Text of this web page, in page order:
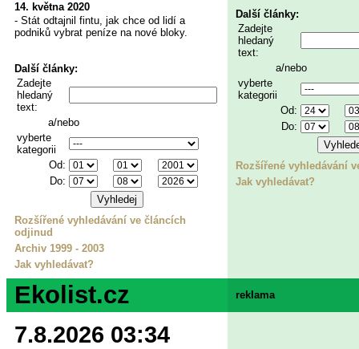
14. května 2020
- Stát odtajnil fintu, jak chce od lidí a
podniků vybrat peníze na nové bloky.
Další články:
Zadejte
hledaný
text:
a/nebo
vyberte
kategorii
Od:
Do:
Rozšířené vyhledávání ve článcích
odjinud
Archiv 1999 - 2003
Jak vyhledávat?
Další články:
Zadejte
hledaný
text:
a/nebo
vyberte
kategorii
Od:
Do:
Rozšířené vyhledávání
Jak vyhledávat?
Ekolist.cz reklama
7.8.2026 03:34